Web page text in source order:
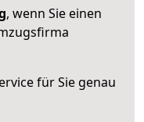
, wenn Sie einen
für Sie genau